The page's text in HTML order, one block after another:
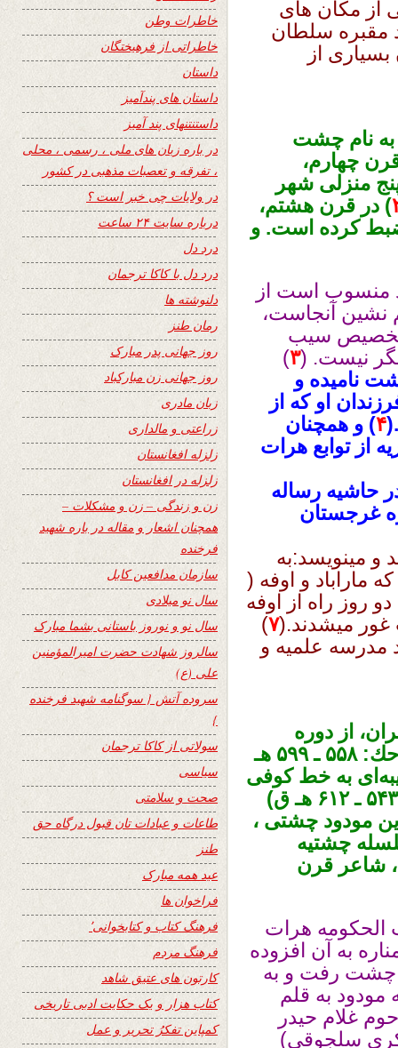
از مكان های‌
مقبره سلطان‌
از
به نام چشت
چهارم‌،
منزلی‌ شهر
) در قرن هشتم‌،
كرده‌ است‌. و
منسوب است از
نشین آنجاست،
تخصیص سیب
نیست. (۳)
نامیده و
او که از
۴) و همچنان
از توابع هرات
حاشیه رساله
غرجستان‌
و مینویسد:به
ماراباد و اوفه (
روز راه از اوفه
غور میشدند.(۷)
مدرسه علمیه‌ و
از دوره
سلطان‌ غیاث‌الدین‌ محمدبن‌ سام‌ غوری‌ (حك: ۵۵۸ ـ ۵۹۹ هـ
به‌ خط‌ كوفی‌
متعلق‌ به‌ دوره غوریان‌ (آل‌ شنسب‌، حك: ۵۴۳ ـ ۶۱۲ هـ ق)
مودود چشتی‌ ،
چشتیه‌
شاعر قرن
الحکومه هرات
و دو مناره‌ به‌ آن‌ افزوده‌
چشت رفت و به
مودود به قلم
غلام حیدر
سلجوقی)
خاطرات وطن
خاطراتی از فرهیختگان
داستان
داستان های پندآمیز
داستنتنهای پند آمیز
در باره زبان های ملی ، رسمی ، محلی
، تفرقه و تعصبات مذهبی در کشور
در ولایات چی خبر است ؟
درباره سایت ۲۴ ساعت
درد دل
درد دل با کاکا ترجمان
دلنوشته ها
رمان طنز
روز جهانی پدر مبارک
روز جهانی زن مبارکباد
زبان مادری
زراعتی و مالداری
زلزله افغانستان
زلزله در افغانستان
زن و زندگی – زن و مشکلات –
همچنان اشعار و مقاله در باره شهید
فرخنده
سازمان مدافعین کابل
سال نو میلادی
سال نو و نوروز باستانی بشما مبارک
سالروز شهادت حضرت امیرالمؤمنین
علی (ع)
سروده آتش { سوگنامه شهید فرخنده
}
سولاتی از کاکا ترجمان
سیاسی
صحت و سلامتی
طاعات و عبادات تان قبول درگاه حق
طنز
عید همه مبارک
فراخوان ها
فرهنگ کتاب و کتابخوانی٬
فرهنگ مردم
کارتون های عتیق شاهد
کتاب هزار و یک حکایت ادبی تاریخی
کمپاین تفکرُ تحریر و عمل